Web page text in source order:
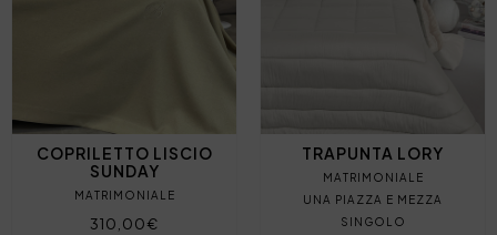
COPRILETTO LISCIO
SUNDAY
MATRIMONIALE
310,00€
TRAPUNTA LORY
MATRIMONIALE
UNA PIAZZA E MEZZA
SINGOLO